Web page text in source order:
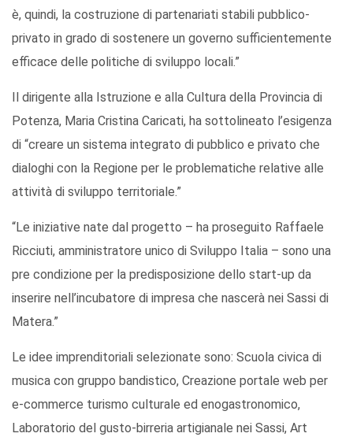
è, quindi, la costruzione di partenariati stabili pubblico-
privato in grado di sostenere un governo sufficientemente
efficace delle politiche di sviluppo locali.”
Il dirigente alla Istruzione e alla Cultura della Provincia di
Potenza, Maria Cristina Caricati, ha sottolineato l’esigenza
di “creare un sistema integrato di pubblico e privato che
dialoghi con la Regione per le problematiche relative alle
attività di sviluppo territoriale.”
“Le iniziative nate dal progetto – ha proseguito Raffaele
Ricciuti, amministratore unico di Sviluppo Italia – sono una
pre condizione per la predisposizione dello start-up da
inserire nell’incubatore di impresa che nascerà nei Sassi di
Matera.”
Le idee imprenditoriali selezionate sono: Scuola civica di
musica con gruppo bandistico, Creazione portale web per
e-commerce turismo culturale ed enogastronomico,
Laboratorio del gusto-birreria artigianale nei Sassi, Art